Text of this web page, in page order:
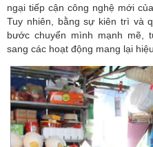
ngại tiếp cận công nghệ mới
Tuy nhiên, bằng sự kiên trì và
bước chuyển mình mạnh mẽ,
sang các hoạt động mang lại